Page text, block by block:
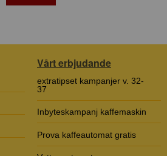
Vårt erbjudande
extratipset kampanjer v. 32-
37
Inbyteskampanj kaffemaskin
Prova kaffeautomat gratis